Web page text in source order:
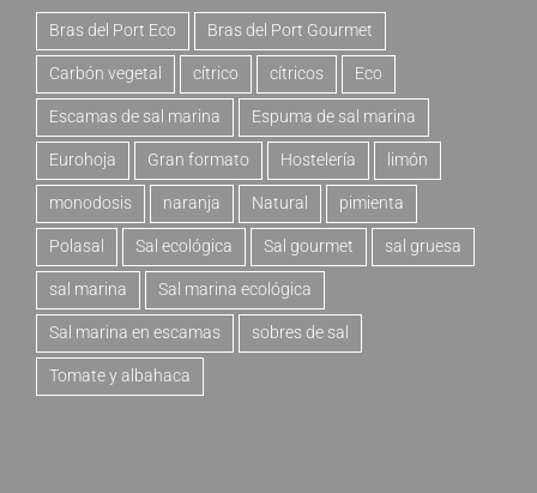
Bras del Port Eco Bras del Port Gourmet
Carbón vegetal cítrico cítricos Eco
Escamas de sal marina Espuma de sal marina
Eurohoja Gran formato Hostelería limón
monodosis naranja Natural pimienta
Polasal Sal ecológica Sal gourmet sal gruesa
sal marina Sal marina ecológica
Sal marina en escamas sobres de sal
Tomate y albahaca